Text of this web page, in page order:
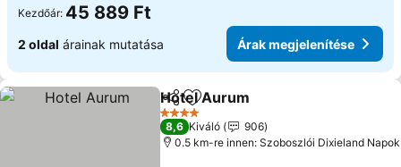
Kezdőár: 45 889 Ft
2 oldal árainak mutatása Árak megjelenítése
MegosztásHozzáadás a kedvencekhez
Hotel Aurum
4 Kategória
8,6 Kiváló
906
0.5 km-re innen: Szoboszlói Dixieland Napok